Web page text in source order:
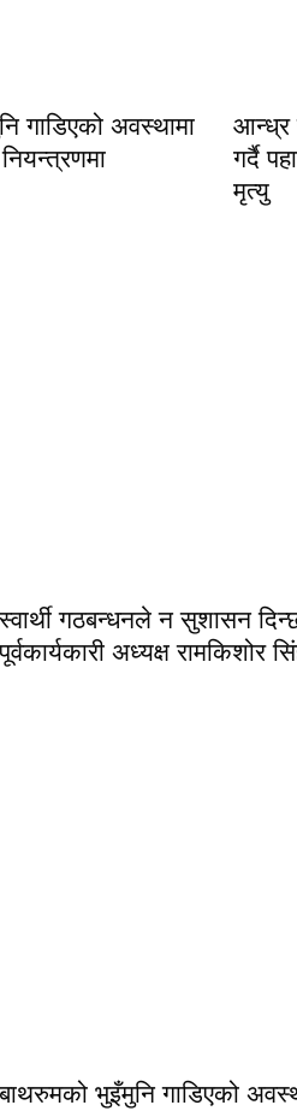
गाडिएको अवस्थामा
आन्ध्र
गर्दै
मृत्यु
स्वार्थी गठबन्धनले न सुशासन
पूर्वकार्यकारी अध्यक्ष रामकिशोर
बाथरुमको भुइँमुनि गाडिएको